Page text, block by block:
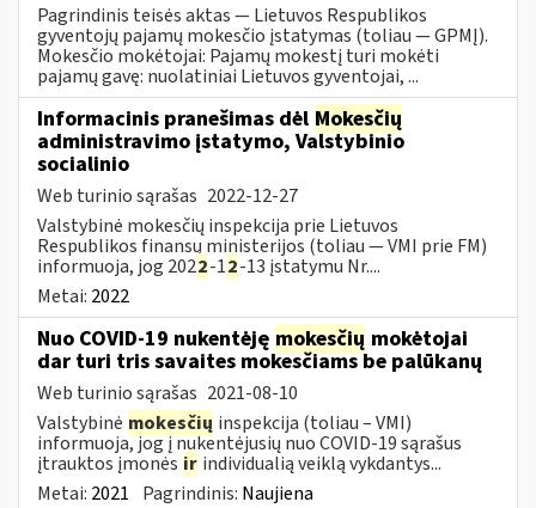
Pagrindinis teisės aktas — Lietuvos Respublikos
gyventojų pajamų mokesčio įstatymas (toliau — GPMĮ).
Mokesčio mokėtojai: Pajamų mokestį turi mokėti
pajamų gavę: nuolatiniai Lietuvos gyventojai, ...
Informacinis pranešimas dėl Mokesčių
administravimo įstatymo, Valstybinio
socialinio
Web turinio sąrašas 2022-12-27
Valstybinė mokesčių inspekcija prie Lietuvos
Respublikos finansų ministerijos (toliau — VMI prie FM)
informuoja, jog 2022-12-13 įstatymu Nr....
Metai: 2022
Nuo COVID-19 nukentėję mokesčių mokėtojai
dar turi tris savaites mokesčiams be palūkanų
Web turinio sąrašas 2021-08-10
Valstybinė mokesčių inspekcija (toliau – VMI)
informuoja, jog į nukentėjusių nuo COVID-19 sąrašus
įtrauktos įmonės ir individualią veiklą vykdantys...
Metai: 2021 Pagrindinis: Naujiena